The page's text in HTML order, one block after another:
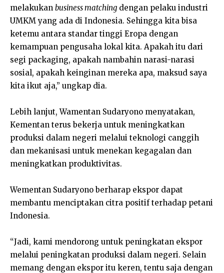
melakukan business matching dengan pelaku industri
UMKM yang ada di Indonesia. Sehingga kita bisa
ketemu antara standar tinggi Eropa dengan
kemampuan pengusaha lokal kita. Apakah itu dari
segi packaging, apakah nambahin narasi-narasi
sosial, apakah keinginan mereka apa, maksud saya
kita ikut aja,” ungkap dia.
Lebih lanjut, Wamentan Sudaryono menyatakan,
Kementan terus bekerja untuk meningkatkan
produksi dalam negeri melalui teknologi canggih
dan mekanisasi untuk menekan kegagalan dan
meningkatkan produktivitas.
Wementan Sudaryono berharap ekspor dapat
membantu menciptakan citra positif terhadap petani
Indonesia.
“Jadi, kami mendorong untuk peningkatan ekspor
melalui peningkatan produksi dalam negeri. Selain
memang dengan ekspor itu keren, tentu saja dengan